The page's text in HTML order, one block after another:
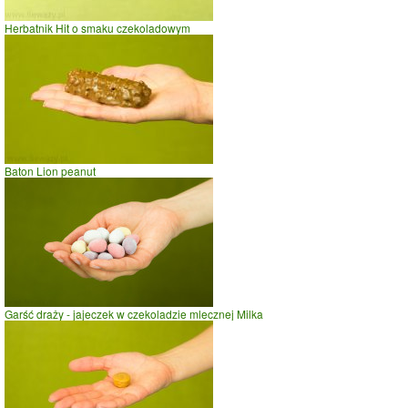
Herbatnik Hit o smaku czekoladowym
Baton Lion peanut
Garść draży - jajeczek w czekoladzie mlecznej Milka